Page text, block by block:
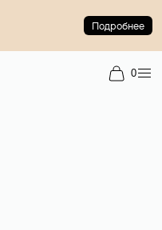
Подробнее
0